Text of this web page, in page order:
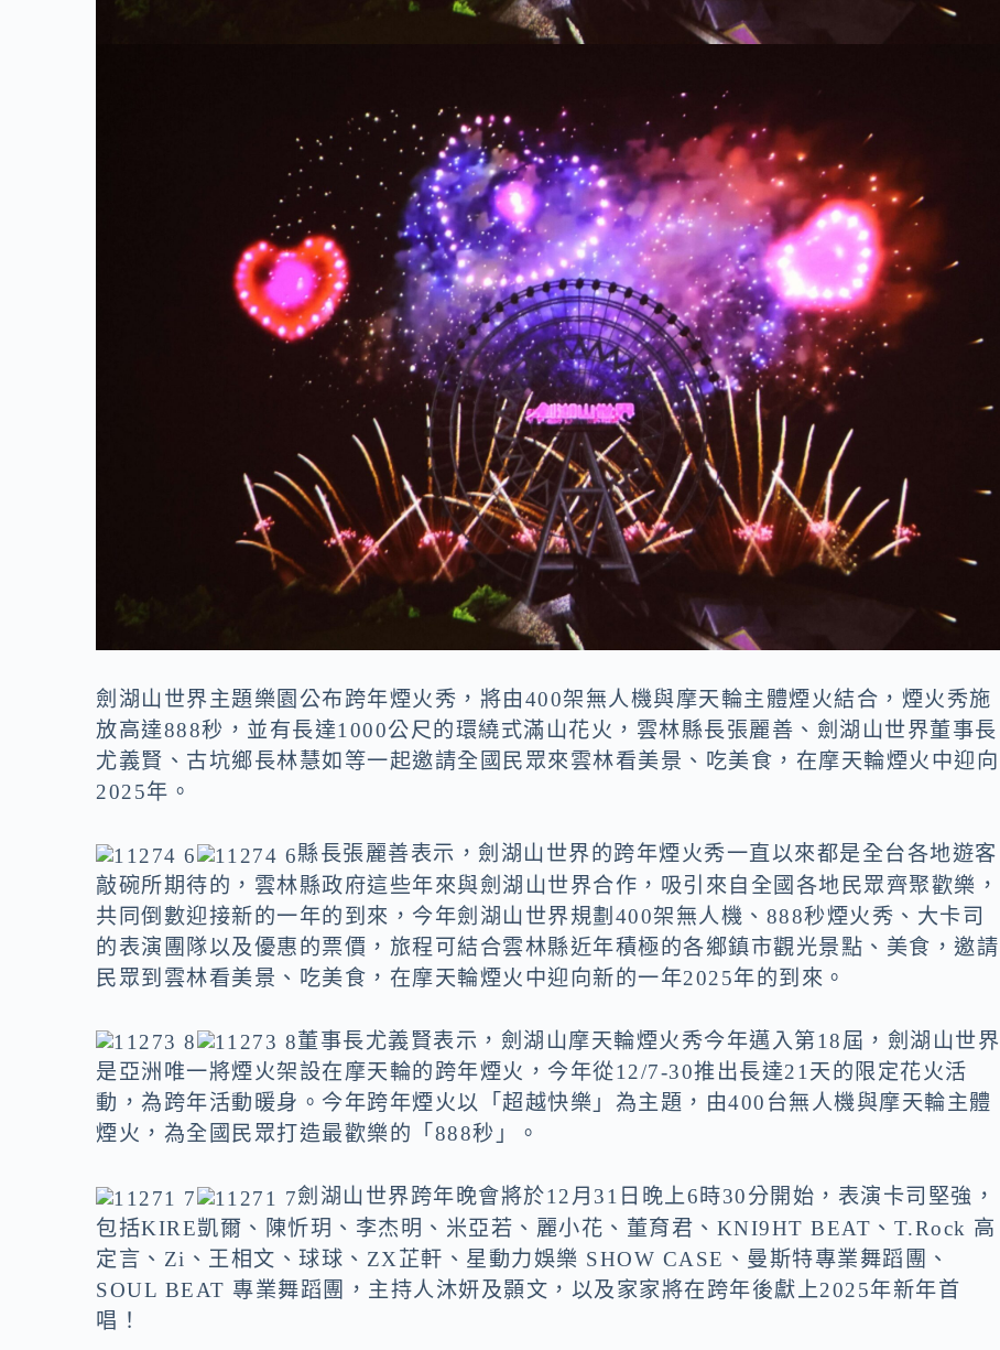
劍湖山世界主題樂園公布跨年煙火秀，將由400架無人機與摩天輪主體煙火結合，煙火秀施
放高達888秒，並有長達1000公尺的環繞式滿山花火，雲林縣長張麗善、劍湖山世界董事長
尤義賢、古坑鄉長林慧如等一起邀請全國民眾來雲林看美景、吃美食，在摩天輪煙火中迎向
2025年。
縣長張麗善表示，劍湖山世界的跨年煙火秀一直以來都是全台各地遊客
敲碗所期待的，雲林縣政府這些年來與劍湖山世界合作，吸引來自全國各地民眾齊聚歡樂，
共同倒數迎接新的一年的到來，今年劍湖山世界規劃400架無人機、888秒煙火秀、大卡司
的表演團隊以及優惠的票價，旅程可結合雲林縣近年積極的各鄉鎮市觀光景點、美食，邀請
民眾到雲林看美景、吃美食，在摩天輪煙火中迎向新的一年2025年的到來。
董事長尤義賢表示，劍湖山摩天輪煙火秀今年邁入第18屆，劍湖山世界
是亞洲唯一將煙火架設在摩天輪的跨年煙火，今年從12/7-30推出長達21天的限定花火活
動，為跨年活動暖身。今年跨年煙火以「超越快樂」為主題，由400台無人機與摩天輪主體
煙火，為全國民眾打造最歡樂的「888秒」。
劍湖山世界跨年晚會將於12月31日晚上6時30分開始，表演卡司堅強，
包括KIRE凱爾、陳忻玥、李杰明、米亞若、麗小花、董育君、KNI9HT BEAT、T.Rock 高
定言、Zi、王相文、球球、ZX芷軒、星動力娛樂 SHOW CASE、曼斯特專業舞蹈團、
SOUL BEAT 專業舞蹈團，主持人沐妍及顥文，以及家家將在跨年後獻上2025年新年首
唱！